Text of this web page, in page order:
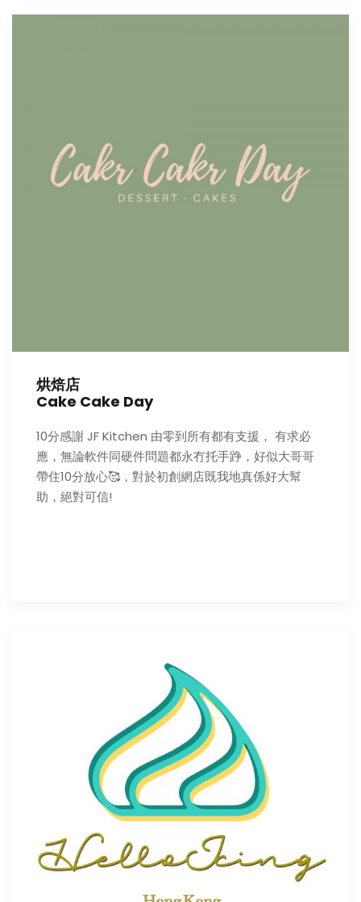
烘焙店
Cake Cake Day
10分感謝 JF Kitchen 由零到所有都有支援， 有求必
應，無論軟件同硬件問題都永冇托手踭，好似大哥哥
帶住10分放心🥰，對於初創網店既我地真係好大幫
助，絕對可信!